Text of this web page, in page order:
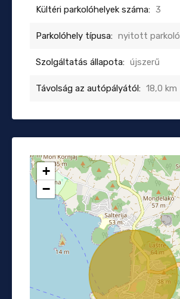
Kültéri parkolóhelyek száma: 3
Parkolóhely típusa: nyitott parkoló
Szolgáltatás állapota: újszerű
Távolság az autópályától: 18,0 km
+
−